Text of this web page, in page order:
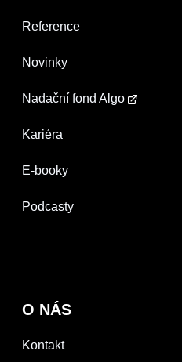
Reference
Novinky
Nadační fond Algo
Kariéra
E-booky
Podcasty
O NÁS
Kontakt